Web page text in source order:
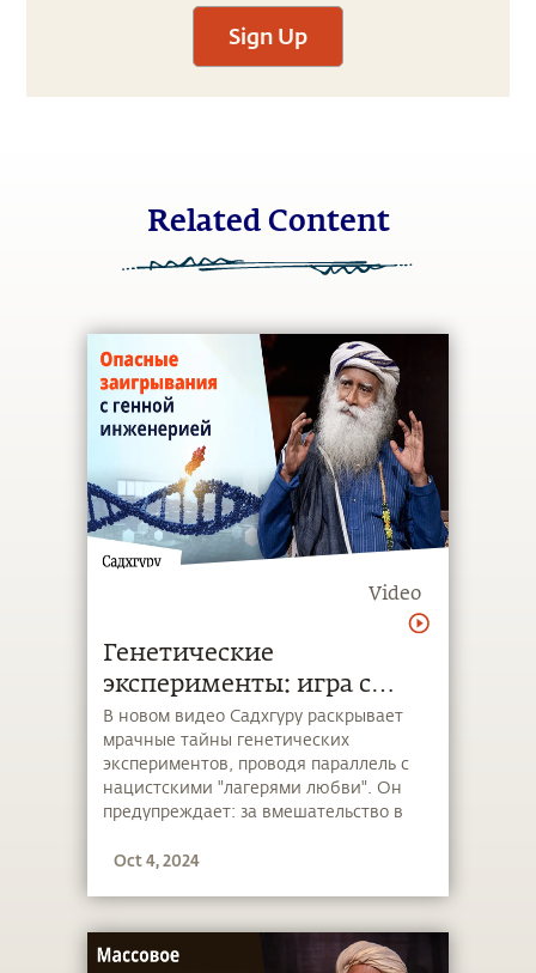
Sign Up
Related Content
Video
Генетические
эксперименты: игра с
природой или путь к
катастрофе?
В новом видео Садхгуру раскрывает
мрачные тайны генетических
экспериментов, проводя параллель с
нацистскими "лагерями любви". Он
предупреждает: за вмешательство в
заплатить высокую цену. Сможем ли
Oct 4, 2024